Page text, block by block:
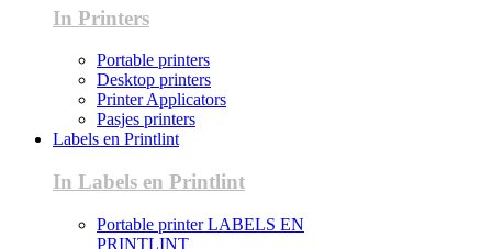
In Printers
Portable printers
Desktop printers
Printer Applicators
Pasjes printers
Labels en Printlint
In Labels en Printlint
Portable printer LABELS EN
PRINTLINT